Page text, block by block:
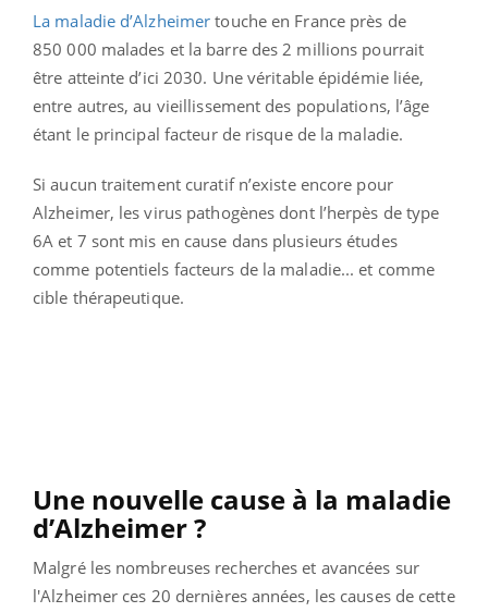
La maladie d’Alzheimer touche en France près de
850 000 malades et la barre des 2 millions pourrait
être atteinte d’ici 2030. Une véritable épidémie liée,
entre autres, au vieillissement des populations, l’âge
étant le principal facteur de risque de la maladie.
Si aucun traitement curatif n’existe encore pour
Alzheimer, les virus pathogènes dont l’herpès de type
6A et 7 sont mis en cause dans plusieurs études
comme potentiels facteurs de la maladie... et comme
cible thérapeutique.
Une nouvelle cause à la maladie
d’Alzheimer ?
Malgré les nombreuses recherches et avancées sur
l'Alzheimer ces 20 dernières années, les causes de cette